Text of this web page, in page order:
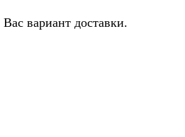
вариант доставки.